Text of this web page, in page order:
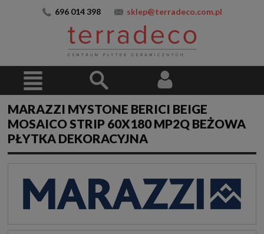
696 014 398 sklep@terradeco.com.pl
MARAZZI MYSTONE BERICI BEIGE
MOSAICO STRIP 60X180 MP2Q BEŻOWA
PŁYTKA DEKORACYJNA